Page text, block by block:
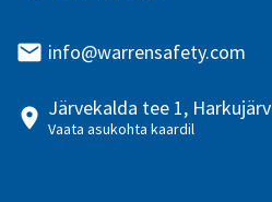
info@warrensafety.com
Järvekalda tee 1,
Vaata asukohta kaardil